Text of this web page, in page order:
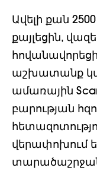
Ավելի քան
քայլեցին,
աշխատանք
ամառային
բարության
վերափոխում